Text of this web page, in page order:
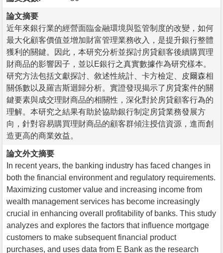
論文摘要
近年來銀行業的經營面臨金融環境與監管制度的改變，如何
最大化顧客價值並增加財富管理業務收入，是提升銀行整體
獲利的關鍵。因此，本研究分析並探討房貸顧客後續購買理
財商品的影響因子，並以E銀行之真實數據作為研究樣本。
研究方法包括文獻探討、敘述性統計、卡方檢定、皮爾森相
關係數以及羅吉斯迴歸分析。實證發現揭示了房貸案件的關
鍵要素與成交理財商品的相關性，深化對於房貸顧客行為的
理解。本研究之結果有助於協助銀行制定房貸業務發展方
向，針對容易購買理財商品的顧客群傾注授信資源，進而創
造更高的商業效益。
論文外文摘要
In recent years, the banking industry has faced changes in
both the financial environment and regulatory requirements.
Maximizing customer value and increasing income from
wealth management services has become increasingly
crucial in enhancing overall profitability of banks. This study
analyzes and explores the factors that influence mortgage
customers to make subsequent financial product
purchases, and uses data from E Bank as the research